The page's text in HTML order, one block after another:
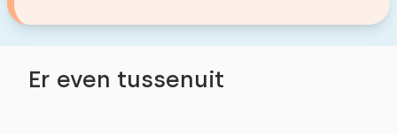
Er even tussenuit
Toegankelijkheid
Bed: Eenpersoons
Dekbed(den): Eenpersoons
Activiteiten in de
Kanoën